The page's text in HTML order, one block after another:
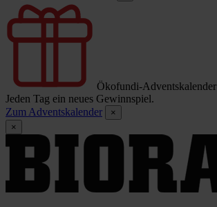
Ökofundi-Adventskalender
Jeden Tag ein neues Gewinnspiel.
Zum Adventskalender
×
×